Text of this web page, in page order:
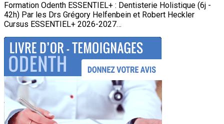
Formation Odenth ESSENTIEL+ : Dentisterie Holistique (6j -
42h) Par les Drs Grégory Helfenbein et Robert Heckler
Cursus ESSENTIEL+ 2026-2027…